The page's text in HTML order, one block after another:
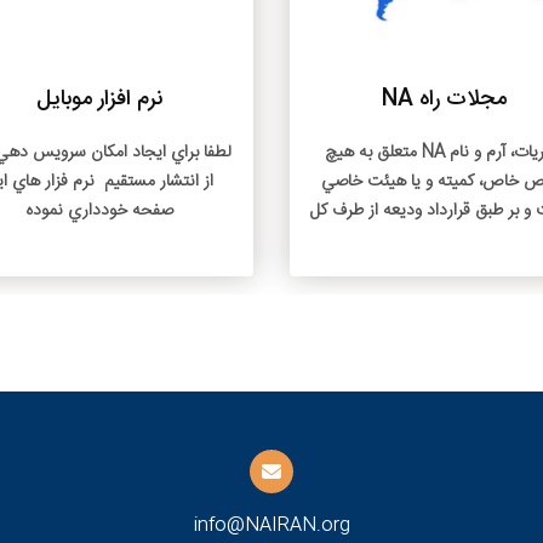
مجلات راه NA
نشريات، آرم و نام NA متعلق به هيچ
خاص، کميته و يا هيئت خاصي
بر طبق قرارداد وديعه از طرف کل
آن محافظت نمايد
بیشتر بخوانید
نرم افزار موبایل
لطفا براي ايجاد امکان سرويس
از انتشار مستقيم نرم فزار هاي
صفحه خودداري نموده
info@NAIRAN.org